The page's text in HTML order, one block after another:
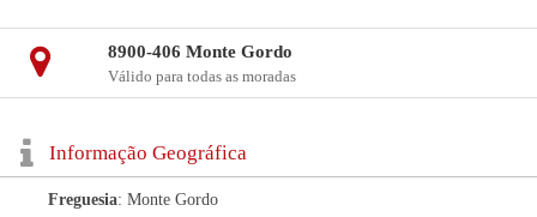
8900-406 Monte Gordo
Válido para todas as moradas
Informação Geográfica
Freguesia: Monte Gordo